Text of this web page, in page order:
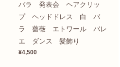
バラ 発表会 ヘアクリッ
プ ヘッドドレス 白 バ
ラ 薔薇 エトワール バレ
エ ダンス 髪飾り
¥4,500